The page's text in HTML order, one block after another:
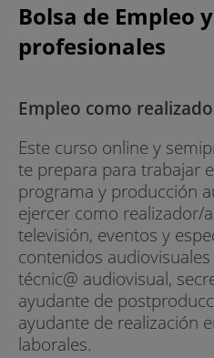
Bolsa de Empleo
profesionales
Empleo como
Este curso online y
te prepara para trabajar
programa y producción
ejercer como realizador/
televisión, eventos y
contenidos
técnic@ audiovisual,
ayudante de
ayudante de realización
laborales.